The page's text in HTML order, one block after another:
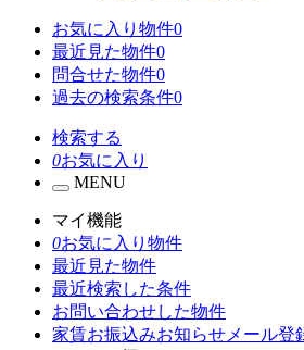
お気に入り物件0
最近見た物件0
問合せた物件0
過去の検索条件0
検索する
0お気に入り
MENU
マイ機能
0お気に入り物件
最近見た物件
最近検索した条件
お問い合わせした物件
家賃お振込みお知らせメール登